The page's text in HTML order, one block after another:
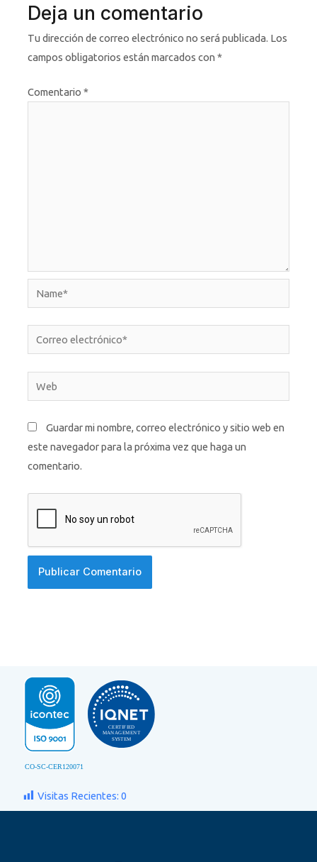
Deja un comentario
Tu dirección de correo electrónico no será publicada. Los
campos obligatorios están marcados con*
Comentario*
Name*
Correo
electrónico*
Web
Guardar mi nombre, correo electrónico y sitio web en
este navegador para la próxima vez que haga un
comentario.
Visitas Recientes: 0